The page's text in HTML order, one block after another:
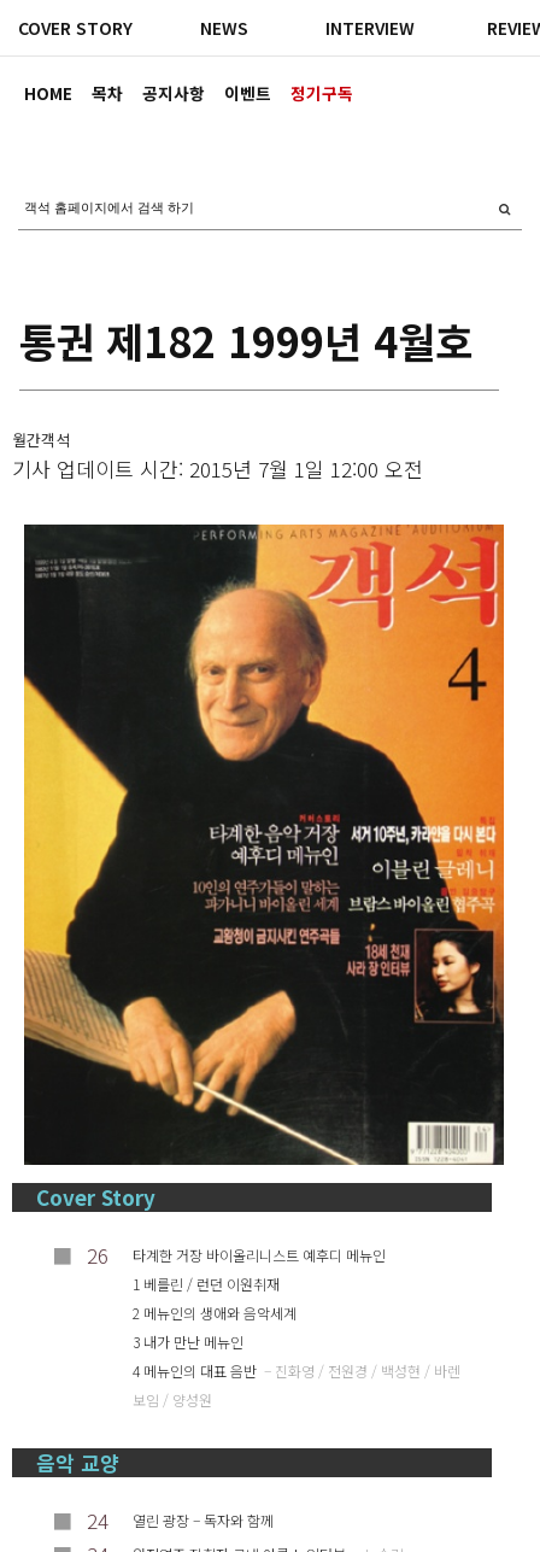
HOME 목차 공지사항 이벤트 정기구독
COVER STORY NEWS INTERVIEW
통권 제182 1999년 4월호
월간객석
기사 업데이트 시간: 2015년 7월 1일 12:00 오전
Cover Story
■ 26
타계한 거장 바이올리니스트 예후디 메뉴인
1 베를린 / 런던 이원취재
2 메뉴인의 생애와 음악세계
3 내가 만난 메뉴인
4 메뉴인의 대표 음반 – 진화영 / 전원경 / 백성현 / 바렌
보임 / 양성원
음악 교양
■ 24 열린 광장 – 독자와 함께